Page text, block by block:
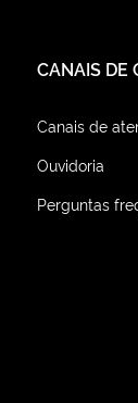
CANAIS DE
Canais de
Ouvidoria
Perguntas